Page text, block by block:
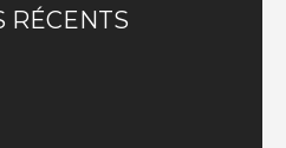
RÉCENTS